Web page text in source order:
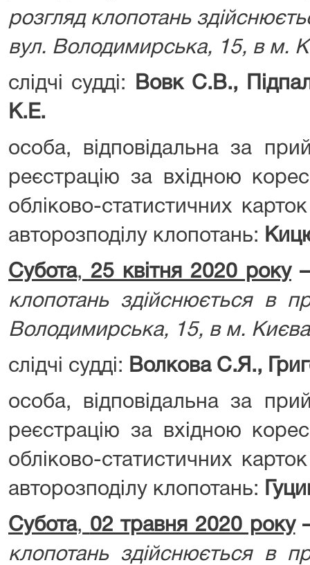
розгляд клопотань
вул. Володимирська, 15, в м.
слідчі судді: Вовк С.В.,
К.Е.
особа, відповідальна за
реєстрацію за вхідною
обліково-статистичних
авторозподілу клопотань:
Субота, 25 квітня 2020 року
клопотань здійснюється в
Володимирська, 15, в м.
слідчі судді: Волкова С.Я.,
особа, відповідальна за
реєстрацію за вхідною
обліково-статистичних
авторозподілу клопотань:
Субота, 02 травня 2020 року
клопотань здійснюється в